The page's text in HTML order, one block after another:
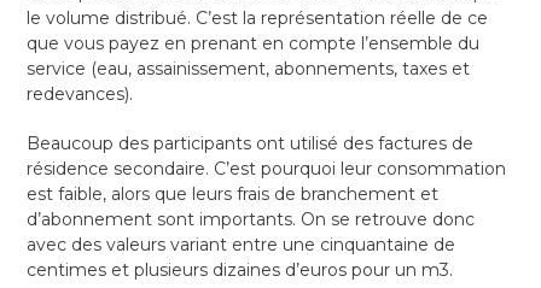
le volume distribué. C’est la représentation réelle de ce
que vous payez en prenant en compte l’ensemble du
service (eau, assainissement, abonnements, taxes et
redevances).
Beaucoup des participants ont utilisé des factures de
résidence secondaire. C’est pourquoi leur consommation
est faible, alors que leurs frais de branchement et
d’abonnement sont importants. On se retrouve donc
avec des valeurs variant entre une cinquantaine de
centimes et plusieurs dizaines d’euros pour un m3.